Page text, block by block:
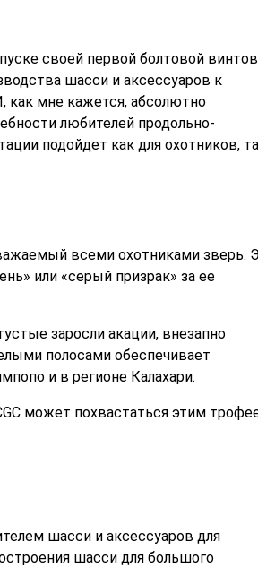
своей первой болтовой
шасси и аксессуаров к
мне кажется, абсолютно
любителей продольно-
подойдет как для охотников,
всеми охотниками зверь.
или «серый призрак» за ее
заросли акации, внезапно
полосами обеспечивает
и в регионе Калахари.
может похвастаться этим
шасси и аксессуаров для
шасси для большого